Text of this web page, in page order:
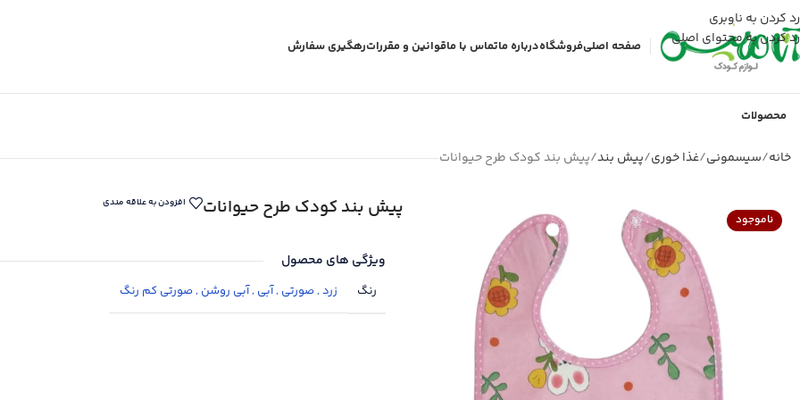
رد کردن به ناوبری
رد کردن به محتوای اصلی
صفحه اصلیفروشگاهدرباره ماتماس با ماقوانین و مقرراترهگیری سفارش
محصولات
خانه سیسمونی غذا خوری پیش بند پیش بند کودک طرح حیوانات
ناموجود پیش بند کودک طرح حیوانات افزودن به علاقه مندی
ویژگی های محصول
رنگ زرد ,صورتی ,آبی ,آبی روشن ,صورتی کم رنگ